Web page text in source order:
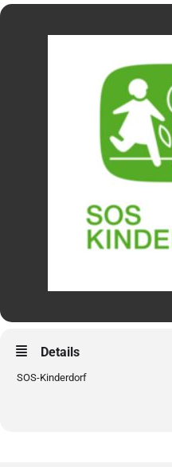
Details
SOS-Kinderdorf